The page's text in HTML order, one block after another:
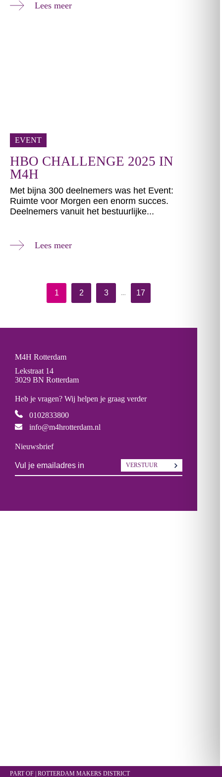
Lees meer
EVENT
HBO CHALLENGE 2025 IN
M4H
Met bijna 300 deelnemers was het Event:
Ruimte voor Morgen een enorm succes.
Deelnemers vanuit het bestuurlijke...
Lees meer
1 2 3 17
M4H Rotterdam
Lekstraat 14
3029 BN Rotterdam
Heb je vragen? Wij helpen je graag verder
0102833800
info@m4hrotterdam.nl
Nieuwsbrief
VERSTUUR
PART OF | ROTTERDAM MAKERS DISTRICT